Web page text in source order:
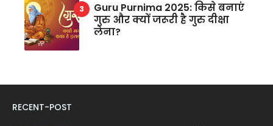
Guru Purnima 2025: किसे बनाएं
गुरु और क्यों जरूरी है गुरु दीक्षा
लेना?
RECENT-POST